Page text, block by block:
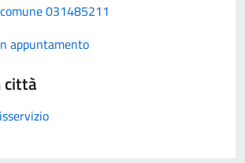
031485211
appuntamento
città